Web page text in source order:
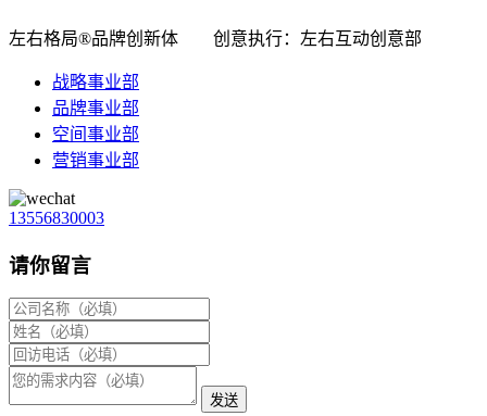
左右格局®品牌创新体 创意执行：左右互动创意部
战略事业部
品牌事业部
空间事业部
营销事业部
13556830003
请你留言
发送